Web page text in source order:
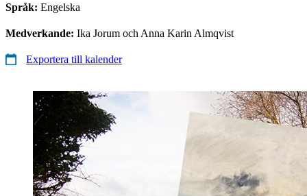
Språk: Engelska
Medverkande: Ika Jorum och Anna Karin Almqvist
Exportera till kalender